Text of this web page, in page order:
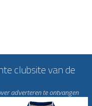
clubsite van de
adverteren te ontvangen